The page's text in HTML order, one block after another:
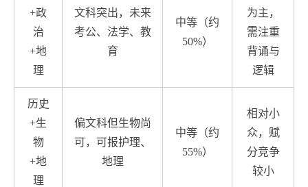
+政
治
+地
理
文科突出，未来
考公、法学、教
育
中等（约
50%）
为主，
需注重
背诵与
逻辑
历史
+生
物
+地
理
偏文科但生物尚
可，可报护理、
地理
中等（约
55%）
相对小
众，赋
分竞争
较小